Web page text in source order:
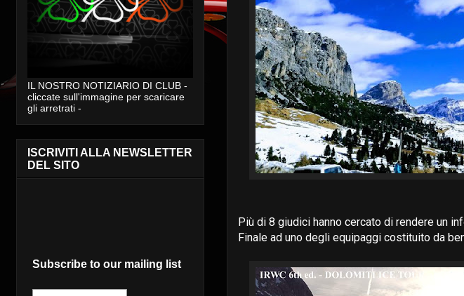
Più di 8 giudici hanno cercato di rendere un
Finale ad uno degli equipaggi costituito da
IL NOSTRO NOTIZIARIO DI CLUB -
cliccate sull'immagine per scaricare
gli arretrati -
ISCRIVITI ALLA NEWSLETTER
DEL SITO
Subscribe to our mailing list